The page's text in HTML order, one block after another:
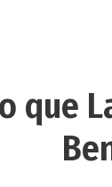
que